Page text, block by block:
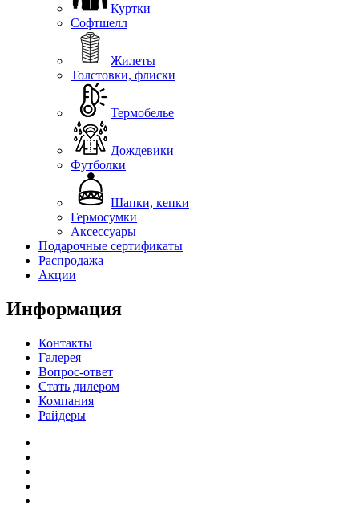
Куртки
Софтшелл
Жилеты
Толстовки, флиски
Термобелье
Дождевики
Футболки
Шапки, кепки
Гермосумки
Аксессуары
Подарочные сертификаты
Распродажа
Акции
Информация
Контакты
Галерея
Вопрос-ответ
Стать дилером
Компания
Райдеры